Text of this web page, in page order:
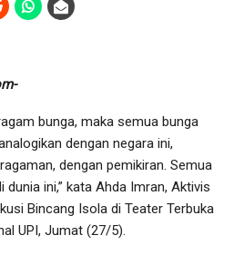
bunga, maka semua bunga
dengan negara ini,
dengan pemikiran. Semua
ini,” kata Ahda Imran, Aktivis
Bincang Isola di Teater Terbuka
UPI, Jumat (27/5).